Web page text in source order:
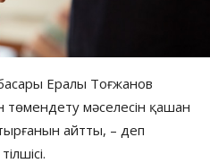
Ералы Тоғжанов
мәселесін қашан
айтты, – деп
тілшісі.